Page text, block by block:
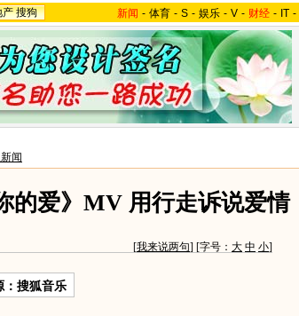
产 搜狗 新闻 - 体育 - S - 娱乐 - V - 财经 - IT -
闻
的爱》MV 用行走诉说爱情
[我来说两句] [字号： 大 中 小]
：搜狐音乐